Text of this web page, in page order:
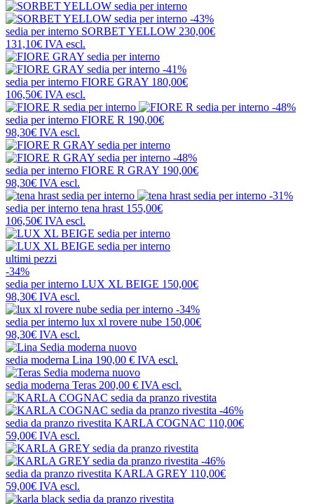
-43%
sedia per interno SORBET YELLOW 230,00€
131,10€ IVA escl.
-41%
sedia per interno FIORE GRAY 180,00€
106,50€ IVA escl.
-48%
sedia per interno FIORE R 190,00€
98,30€ IVA escl.
-48%
sedia per interno FIORE R GRAY 190,00€
98,30€ IVA escl.
-31%
sedia per interno tena hrast 155,00€
106,50€ IVA escl.
ultimi pezzi
-34%
sedia per interno LUX XL BEIGE 150,00€
98,30€ IVA escl.
-34%
sedia per interno lux xl rovere nube 150,00€
98,30€ IVA escl.
nuovo
sedia moderna Lina 190,00 € IVA escl.
nuovo
sedia moderna Teras 200,00 € IVA escl.
-46%
sedia da pranzo rivestita KARLA COGNAC 110,00€
59,00€ IVA escl.
-46%
sedia da pranzo rivestita KARLA GREY 110,00€
59,00€ IVA escl.